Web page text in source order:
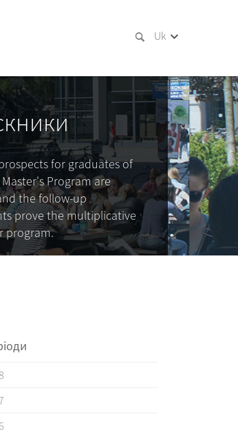
Uk
for graduates of
Program are
the follow-up
prove the multiplicative
program.